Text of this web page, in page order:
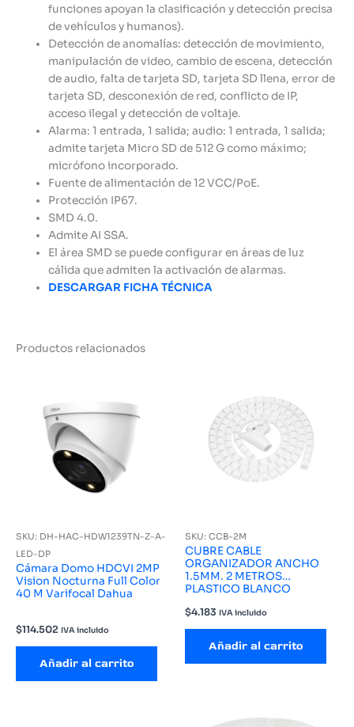
funciones apoyan la clasificación y detección precisa
de vehículos y humanos).
Detección de anomalías: detección de movimiento,
manipulación de video, cambio de escena, detección
de audio, falta de tarjeta SD, tarjeta SD llena, error de
tarjeta SD, desconexión de red, conflicto de IP,
acceso ilegal y detección de voltaje.
Alarma: 1 entrada, 1 salida; audio: 1 entrada, 1 salida;
admite tarjeta Micro SD de 512 G como máximo;
micrófono incorporado.
Fuente de alimentación de 12 VCC/PoE.
Protección IP67.
SMD 4.0.
Admite AI SSA.
El área SMD se puede configurar en áreas de luz
cálida que admiten la activación de alarmas.
DESCARGAR FICHA TÉCNICA
Productos relacionados
SKU: DH-HAC-HDW1239TN-Z-A-
LED-DP
Cámara Domo HDCVI 2MP
Vision Nocturna Full Color
40 M Varifocal Dahua
$114.502 IVA incluido
Añadir al carrito
SKU: CCB-2M
CUBRE CABLE
ORGANIZADOR ANCHO
1.5MM. 2 METROS
PLASTICO BLANCO
$4.183 IVA incluido
Añadir al carrito